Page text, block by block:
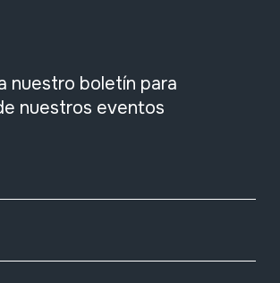
nuestro boletín para
nuestros eventos